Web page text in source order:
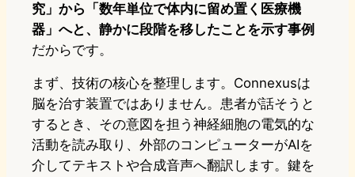
究」から「数年単位で体内に留め置く医療機
器」へと、静かに段階を移したことを示す事例
だからです。
まず、技術の核心を整理します。Connexusは
脳を治す装置ではありません。患者が話そうと
するとき、その意図を担う神経細胞の電気的な
活動を読み取り、外部のコンピューターがAIを
介してテキストや合成音声へ翻訳します。鍵を